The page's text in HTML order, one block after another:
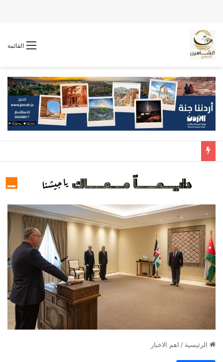
القائمة
الرئيسية / اهم الاخبار